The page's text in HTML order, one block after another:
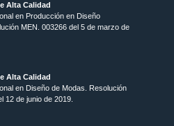
Alta Calidad
en Producción en Diseño
MEN. 003266 del 5 de marzo de
Alta Calidad
en Diseño de Modas. Resolución
12 de junio de 2019.